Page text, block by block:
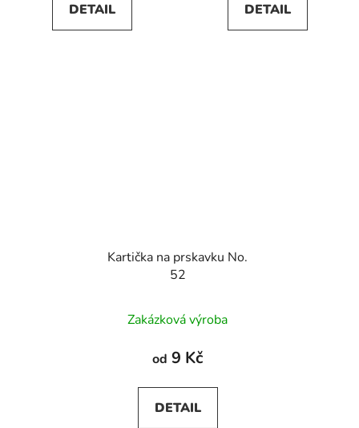
DETAIL DETAIL
Kartička na prskavku No.
52
Zakázková výroba
od 9 Kč
DETAIL